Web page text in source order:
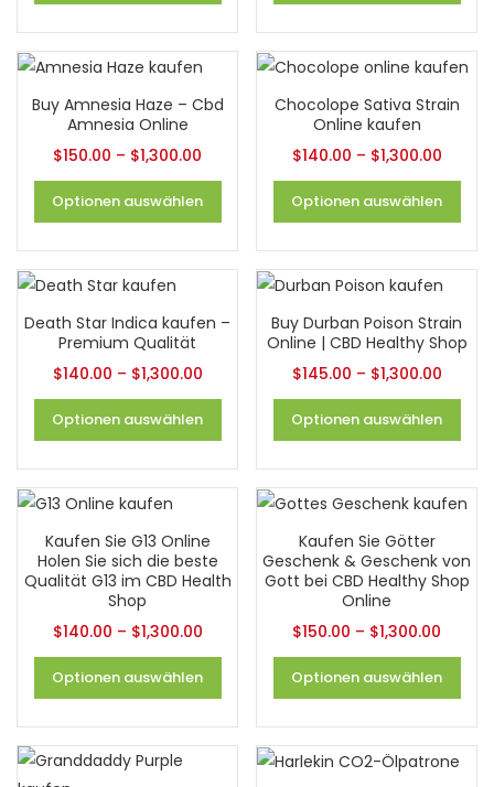
Buy Amnesia Haze – Cbd
Amnesia Online
$150.00 – $1,300.00
Optionen auswählen
Chocolope Sativa Strain
Online kaufen
$140.00 – $1,300.00
Optionen auswählen
Death Star Indica kaufen –
Premium Qualität
$140.00 – $1,300.00
Optionen auswählen
Buy Durban Poison Strain
Online | CBD Healthy Shop
$145.00 – $1,300.00
Optionen auswählen
Kaufen Sie G13 Online
Holen Sie sich die beste
Qualität G13 im CBD Health
Shop
$140.00 – $1,300.00
Optionen auswählen
Kaufen Sie Götter
Geschenk & Geschenk von
Gott bei CBD Healthy Shop
Online
$150.00 – $1,300.00
Optionen auswählen